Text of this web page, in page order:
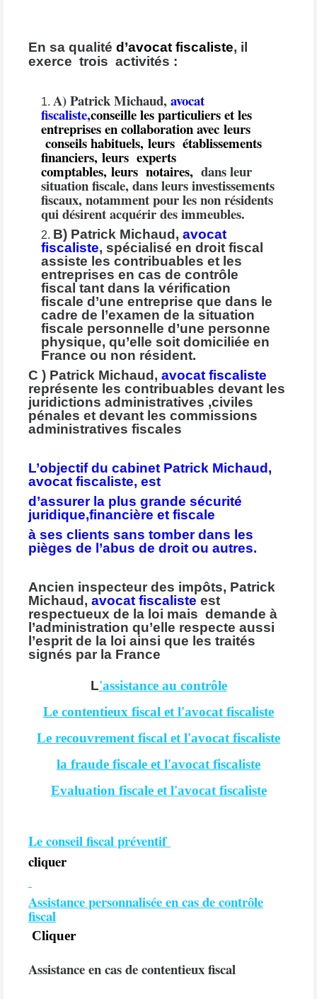
En sa qualité d’avocat fiscaliste, il
exerce trois activités :
A) Patrick Michaud, avocat
fiscaliste,conseille les particuliers et les
entreprises en collaboration avec leurs
conseils habituels, leurs établissements
financiers, leurs experts
comptables, leurs notaires, dans leur
situation fiscale, dans leurs investissements
fiscaux, notamment pour les non résidents
qui désirent acquérir des immeubles.
B) Patrick Michaud, avocat
fiscaliste, spécialisé en droit fiscal
assiste les contribuables et les
entreprises en cas de contrôle
fiscal tant dans la vérification
fiscale d’une entreprise que dans le
cadre de l’examen de la situation
fiscale personnelle d’une personne
physique, qu’elle soit domiciliée en
France ou non résident.
C ) Patrick Michaud, avocat fiscaliste
représente les contribuables devant les
juridictions administratives ,civiles
pénales et devant les commissions
administratives fiscales
L’objectif du cabinet Patrick Michaud,
avocat fiscaliste, est
d’assurer la plus grande sécurité
juridique,financière et fiscale
à ses clients sans tomber dans les
pièges de l’abus de droit ou autres.
Ancien inspecteur des impôts, Patrick
Michaud, avocat fiscaliste est
respectueux de la loi mais demande à
l’administration qu’elle respecte aussi
l’esprit de la loi ainsi que les traités
signés par la France
L'assistance au contrôle
Le contentieux fiscal et l'avocat fiscaliste
Le recouvrement fiscal et l'avocat fiscaliste
la fraude fiscale et l'avocat fiscaliste
Evaluation fiscale et l'avocat fiscaliste
Le conseil fiscal préventif
cliquer
Assistance personnalisée en cas de contrôle
fiscal
Cliquer
Assistance en cas de contentieux fiscal